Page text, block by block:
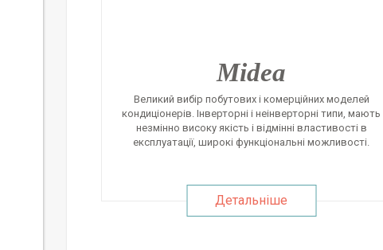
Midea
Великий вибір побутових і комерційних моделей
кондиціонерів. Інверторні і неінверторні типи, мають
незмінно високу якість і відмінні властивості в
експлуатації, широкі функціональні можливості.
Детальніше